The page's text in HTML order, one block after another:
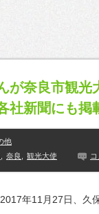
が奈良市観光
社新聞にも掲
他
奈良 観光大使
2017年11月27日、久